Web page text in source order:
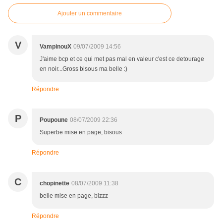
Ajouter un commentaire
V VampinouX 09/07/2009 14:56
J'aime bcp et ce qui met pas mal en valeur c'est ce detourage
en noir...Gross bisous ma belle :)
Répondre
P Poupoune 08/07/2009 22:36
Superbe mise en page, bisous
Répondre
C chopinette 08/07/2009 11:38
belle mise en page, bizzz
Répondre